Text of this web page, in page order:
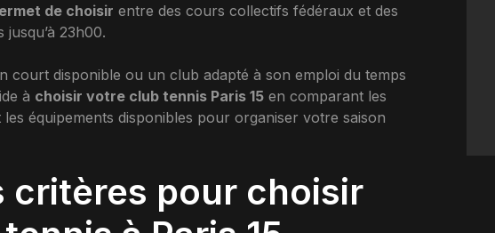
de choisir entre des cours collectifs fédéraux et des
23h00.
court disponible ou un club adapté à son emploi du temps
à choisir votre club tennis Paris 15 en comparant les
les équipements disponibles pour organiser votre saison
critères pour choisir